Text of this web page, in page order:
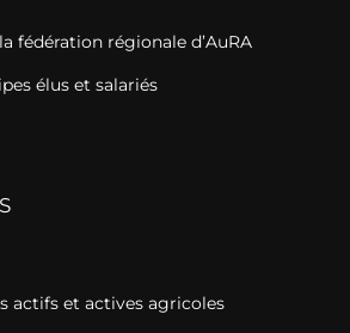
fédération régionale d’AuRA
élus et salariés
actifs et actives agricoles